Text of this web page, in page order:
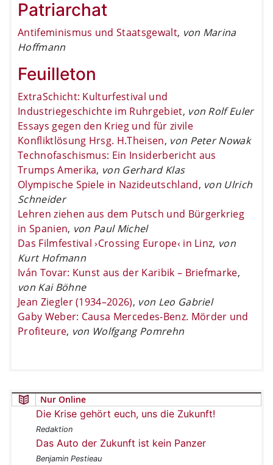
Patriarchat
Antifeminismus und Staatsgewalt, von Marina
Hoffmann
Feuilleton
ExtraSchicht: Kulturfestival und
Industriegeschichte im Ruhrgebiet, von Rolf Euler
Essays gegen den Krieg und für zivile
Konfliktlösung Hrsg. H.Theisen, von Peter Nowak
Technofaschismus: Ein Insiderbericht aus
Trumps Amerika, von Gerhard Klas
Olympische Spiele in Nazideutschland, von Ulrich
Schneider
Lehren ziehen aus dem Putsch und Bürgerkrieg
in Spanien, von Paul Michel
Das Filmfestival ›Crossing Europe‹ in Linz, von
Kurt Hofmann
Iván Tovar: Kunst aus der Karibik – Briefmarke,
von Kai Böhne
Jean Ziegler (1934–2026), von Leo Gabriel
Gaby Weber: Causa Mercedes-Benz. Mörder und
Profiteure, von Wolfgang Pomrehn
Nur Online
Die Krise gehört euch, uns die Zukunft!
Redaktion
Das Auto der Zukunft ist kein Panzer
Benjamin Pestieau